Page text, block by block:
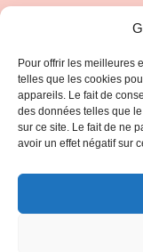
Pour offrir les meilleures
telles que les cookies
appareils. Le fait de
des données telles que
sur ce site. Le fait de ne
avoir un effet négatif sur
Réseau
Espace
Protection